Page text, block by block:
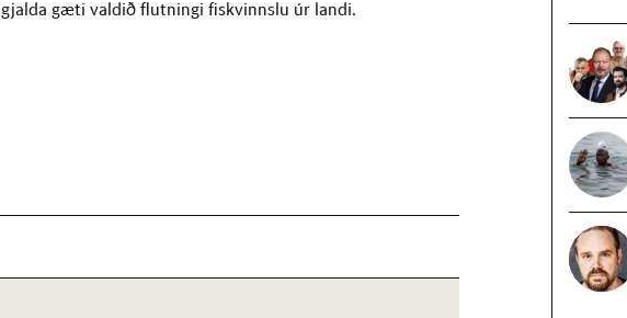
gæti valdið flutningi fiskvinnslu úr landi.